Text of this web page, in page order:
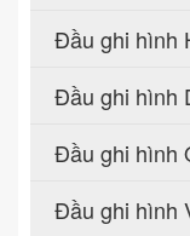
Đầu ghi hình
Đầu ghi hình
Đầu ghi hình
Đầu ghi hình